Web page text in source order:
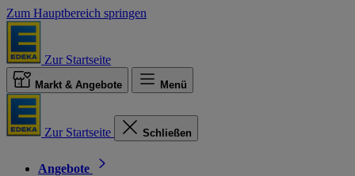
Zum Hauptbereich springen
Zur Startseite
Markt & Angebote Menü
Zur Startseite Schließen
Angebote